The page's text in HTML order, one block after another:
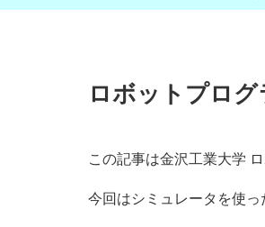
ロボットプロ
この記事は金沢工業大学
今回はシミュレータを使っ